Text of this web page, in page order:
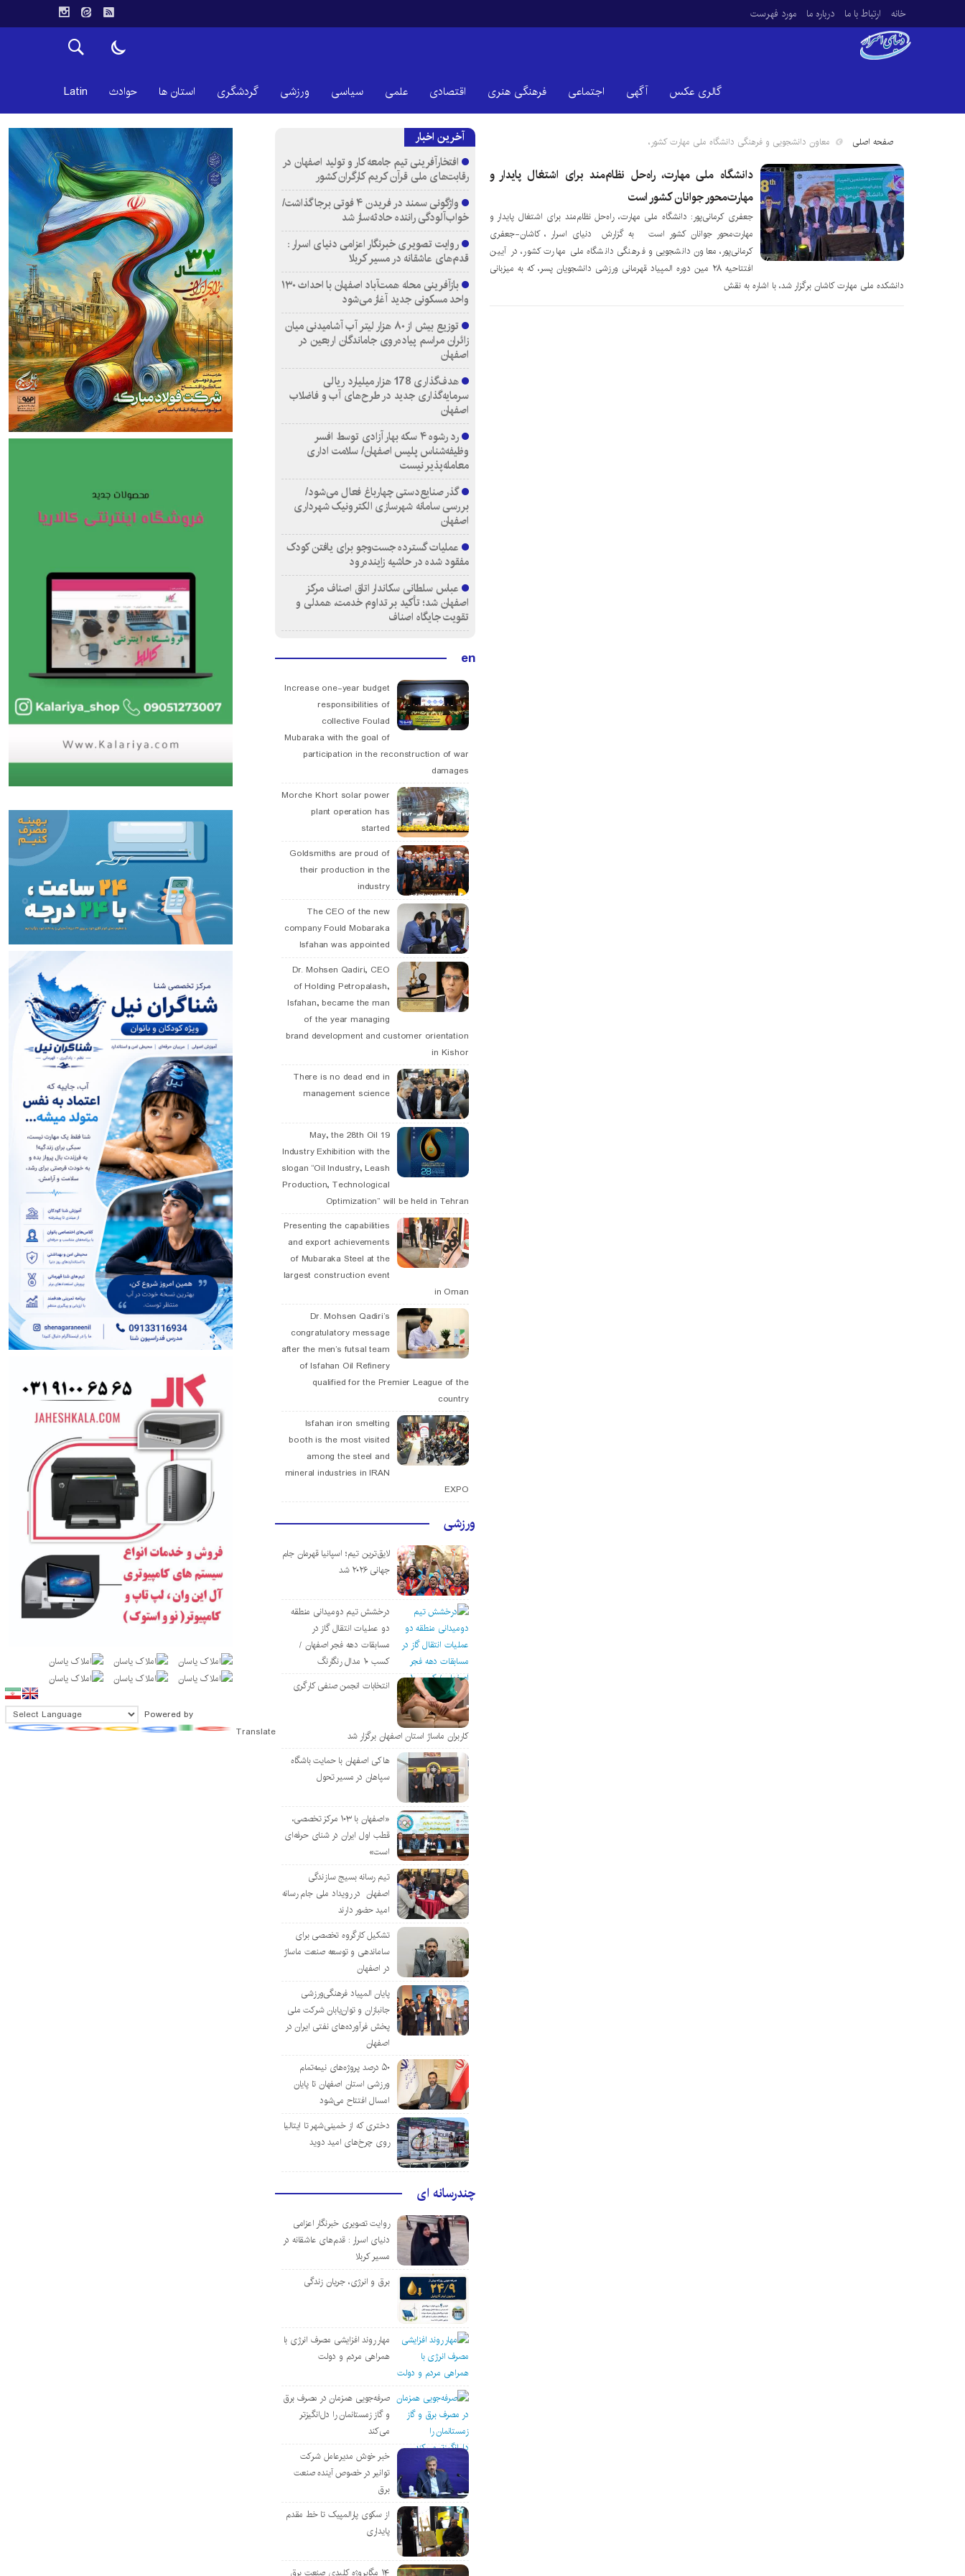
خانه ارتباط با ما درباره ما مورد فهرست
گالری عکس آگهی اجتماعی فرهنگی هنری اقتصادی علمی سیاسی ورزشی گردشگری استان ها حوادث Latin
صفحه اصلی معاون دانشجویی و فرهنگی دانشگاه ملی مهارت کشور،
دانشگاه ملی مهارت، راه‌حل نظام‌مند برای اشتغال پایدار و
مهارت‌محور جوانان کشور است
جعفری کرمانی‌پور: دانشگاه ملی مهارت، راه‌حل نظام‌مند برای اشتغال پایدار و
مهارت‌محور جوانان کشور است به گزارش دنیای اسرار ، کاشان-جعفری
کرمانی‌پور، معاون دانشجویی و فرهنگی دانشگاه ملی مهارت کشور، در آیین
افتتاحیه ۲۸ مین دوره المپیاد قهرمانی ورزشی دانشجویان پسر، که به میزبانی
دانشکده ملی مهارت کاشان برگزار شد، با اشاره به نقش
آخرین اخبار
افتخارآفرینی تیم جامعه کار و تولید اصفهان در
رقابت‌های ملی قرآن کریم کارگران کشور
واژگونی سمند در فریدن ۴ فوتی برجا گذاشت/
خواب‌آلودگی راننده حادثه‌ساز شد
روایت تصویری خبرنگار اعزامی دنیای اسرار :
قدم‌های عاشقانه در مسیر کربلا
بازآفرینی محله همت‌آباد اصفهان با احداث ۱۳۰
واحد مسکونی جدید آغاز می‌شود
توزیع بیش از ۸۰ هزار لیتر آب آشامیدنی میان
زائران مراسم پیاده‌روی جاماندگان اربعین در
اصفهان
هدف‌گذاری 178 هزار میلیارد ریالی
سرمایه‌گذاری جدید در طرح‌های آب و فاضلاب
اصفهان
رد رشوه ۴ سکه بهار آزادی توسط افسر
وظیفه‌شناس پلیس اصفهان/ سلامت اداری
معامله‌پذیر نیست
گذر صنایع‌دستی چهارباغ فعال می‌شود/
بررسی سامانه شهرسازی الکترونیک شهرداری
اصفهان
عملیات گسترده جست‌وجو برای یافتن کودک
مفقود شده در حاشیه زاینده‌رود
عباس سلطانی سکاندار اتاق اصناف مرکز
اصفهان شد؛ تأکید بر تداوم خدمت، همدلی و
تقویت جایگاه اصناف
en
Increase one-year budget
responsibilities of
collective Foulad
Mubaraka with the goal of
participation in the reconstruction of war
damages
Morche Khort solar power
plant operation has
started
Goldsmiths are proud of
their production in the
industry
The CEO of the new
company Fould Mobaraka
Isfahan was appointed
Dr. Mohsen Qadiri, CEO
of Holding Petropalash,
Isfahan, became the man
of the year managing
brand development and customer orientation
in Kishor
There is no dead end in
management science
19 May, the 28th Oil
Industry Exhibition with the
slogan “Oil Industry, Leash
Production, Technological
Optimization” will be held in Tehran
Presenting the capabilities
and export achievements
of Mubaraka Steel at the
largest construction event
in Oman
Dr. Mohsen Qadiri’s
congratulatory message
after the men’s futsal team
of Isfahan Oil Refinery
qualified for the Premier League of the
country
Isfahan iron smelting
booth is the most visited
among the steel and
mineral industries in IRAN
EXPO
ورزشی
لایق‌ترین تیم؛ اسپانیا قهرمان جام
جهانی ۲۰۲۶ شد
درخشش تیم دومیدانی منطقه
دو عملیات انتقال گاز در
مسابقات دهه فجر اصفهان /
کسب ۱۰ مدال رنگارنگ
انتخابات انجمن صنفی کارگری
کاربران ماساژ استان اصفهان برگزار شد
هاکی اصفهان با حمایت باشگاه
سپاهان در مسیر تحول
«اصفهان با ۱۰۳ مرکز تخصصی،
قطب اول ایران در شنای حرفه‌ای
است»
تیم رسانه بسیج سازندگی
اصفهان در رویداد ملی جام رسانه
امید حضور دارند
تشکیل کارگروه تخصصی برای
ساماندهی و توسعه صنعت ماساژ
در اصفهان
پایان المپیاد فرهنگی‌ورزشی
جانبازان و توان‌یابان شرکت ملی
پخش فرآورده‌های نفتی ایران در
اصفهان
۵۰ درصد پروژه‌های نیمه‌تمام
ورزشی استان اصفهان تا پایان
امسال افتتاح می‌شود
دختری که از خمینی‌شهر تا ایتالیا
روی چرخ‌های امید دوید
چندرسانه ای
روایت تصویری خبرنگار اعزامی
دنیای اسرار : قدم‌های عاشقانه در
مسیر کربلا
برق و انرژی، جریان زندگی
مهار روند افزایشی مصرف انرژی با
همراهی مردم و دولت
صرفه‌جویی همزمان در مصرف برق
و گاز زمستانمان را دل‌انگیزتر
می‌کند
خبر خوش مدیرعامل شرکت
توانیر در خصوص آینده صنعت
برق
از سکوی پارالمپیک تا خط مقدم
پایداری
۱۴ مگاپروژه‌ کلیدی صنعت برق
Powered by
Translate